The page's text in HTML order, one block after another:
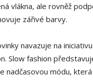
vlákna, ale rovněž
zářivé barvy.
navazuje na
Slow fashion
nadčasovou módu,